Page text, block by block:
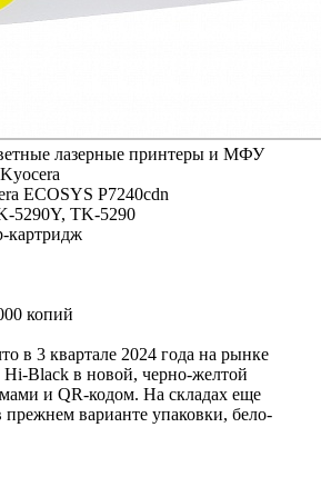
лазерные принтеры и МФУ
Kyocera
ECOSYS P7240cdn
5290Y, TK-5290
картридж
копий
в 3 квартале 2024 года на рынке
Black в новой, черно-желтой
и QR-кодом. На складах еще
варианте упаковки, бело-